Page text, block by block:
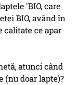
'BIO, care
BIO, având în
calitate ce apar
atunci când
(nu doar lapte)?